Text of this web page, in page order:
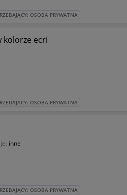
OSOBA PRYWATNA
kolorze ecri
OSOBA PRYWATNA
inne
OSOBA PRYWATNA